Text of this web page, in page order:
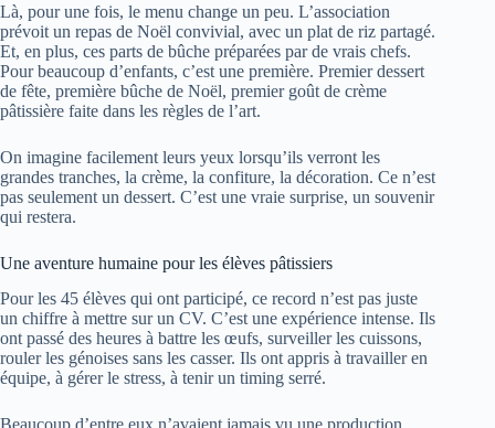
Là, pour une fois, le menu change un peu. L’association
prévoit un repas de Noël convivial, avec un plat de riz partagé.
Et, en plus, ces parts de bûche préparées par de vrais chefs.
Pour beaucoup d’enfants, c’est une première. Premier dessert
de fête, première bûche de Noël, premier goût de crème
pâtissière faite dans les règles de l’art.
On imagine facilement leurs yeux lorsqu’ils verront les
grandes tranches, la crème, la confiture, la décoration. Ce n’est
pas seulement un dessert. C’est une vraie surprise, un souvenir
qui restera.
Une aventure humaine pour les élèves pâtissiers
Pour les 45 élèves qui ont participé, ce record n’est pas juste
un chiffre à mettre sur un CV. C’est une expérience intense. Ils
ont passé des heures à battre les œufs, surveiller les cuissons,
rouler les génoises sans les casser. Ils ont appris à travailler en
équipe, à gérer le stress, à tenir un timing serré.